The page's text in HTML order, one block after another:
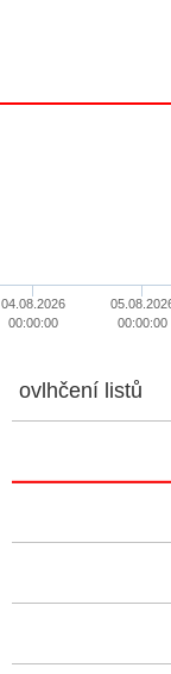
04.08.2026
00:00:00
00:00:00
ovlhčení listů